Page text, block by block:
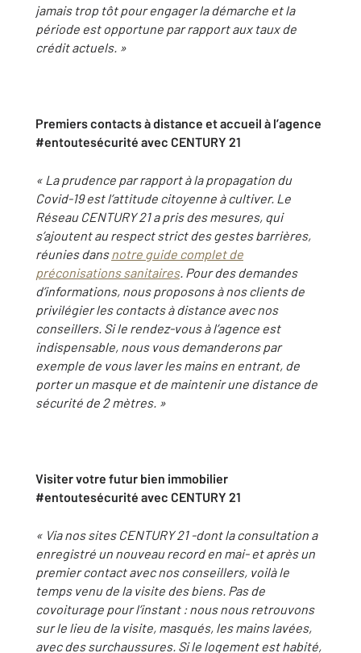
jamais trop tôt pour engager la démarche et la
période est opportune par rapport aux taux de
crédit actuels. »
Premiers contacts à distance et accueil à l’agence
#entoutesécurité avec CENTURY 21
« La prudence par rapport à la propagation du
Covid-19 est l’attitude citoyenne à cultiver. Le
Réseau CENTURY 21 a pris des mesures, qui
s’ajoutent au respect strict des gestes barrières,
réunies dansnotre guide complet de
préconisations sanitaires. Pour des demandes
d’informations, nous proposons à nos clients de
privilégier les contacts à distance avec nos
conseillers. Si le rendez-vous à l’agence est
indispensable, nous vous demanderons par
exemple de vous laver les mains en entrant, de
porter un masque et de maintenir une distance de
sécurité de 2 mètres. »
Visiter votre futur bien immobilier
#entoutesécurité avec CENTURY 21
« Via nos sites CENTURY 21 -dont la consultation a
enregistré un nouveau record en mai- et après un
premier contact avec nos conseillers, voilà le
temps venu de la visite des biens. Pas de
covoiturage pour l’instant : nous nous retrouvons
sur le lieu de la visite, masqués, les mains lavées,
avec des surchaussures. Si le logement est habité,